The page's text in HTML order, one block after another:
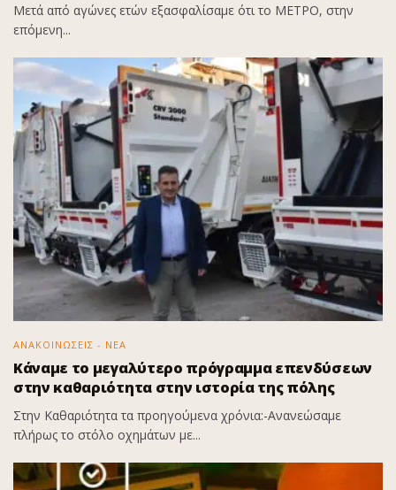
Μετά από αγώνες ετών εξασφαλίσαμε ότι το ΜΕΤΡΟ, στην
επόμενη...
ΑΝΑΚΟΙΝΩΣΕΙΣ - ΝΕΑ
Κάναμε το μεγαλύτερο πρόγραμμα επενδύσεων
στην καθαριότητα στην ιστορία της πόλης
Στην Καθαριότητα τα προηγούμενα χρόνια:-Ανανεώσαμε
πλήρως το στόλο οχημάτων με...